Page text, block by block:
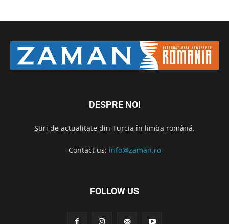
DESPRE NOI
Știri de actualitate din Turcia în limba română.
Contact us: info@zaman.ro
FOLLOW US